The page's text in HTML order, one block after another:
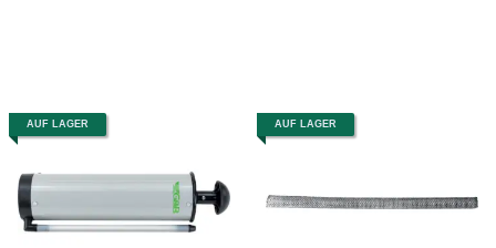
AUF LAGER AUF LAGER